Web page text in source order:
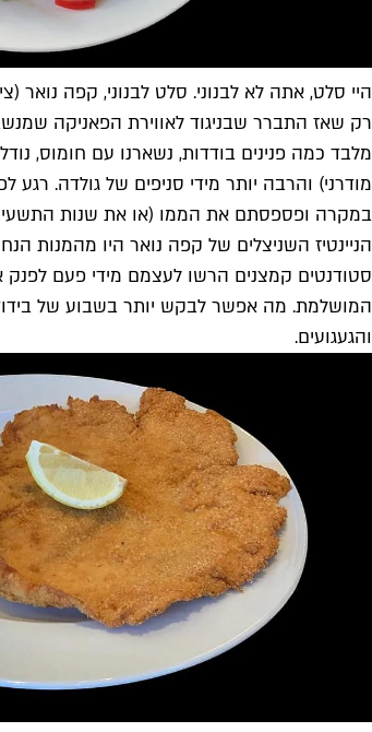
היי סלט, אתה לא לבנוני. סלט לבנוני, קפה נואר
מלבד כמה פנינים בודדות, נשארנו עם חומוס,
מודרני) והרבה יותר מידי סניפים של גולדה.
במקרה ופספסתם את הממו (או את שנות
הניינטיז השניצלים של קפה נואר היו מהמנות
סטודנטים קמצנים הרשו לעצמם מידי פעם
המושלמת. מה אפשר לבקש יותר בשבוע של
והגעגועים.